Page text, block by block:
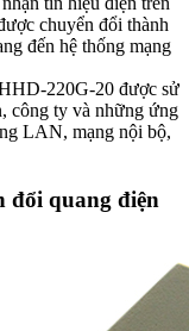
chuyển đổi thành
đến hệ thống mạng
220G-20 được sử
công ty và những ứng
LAN, mạng nội bộ,
đổi quang điện